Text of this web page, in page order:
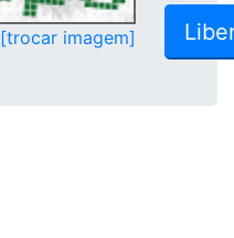
[trocar imagem]